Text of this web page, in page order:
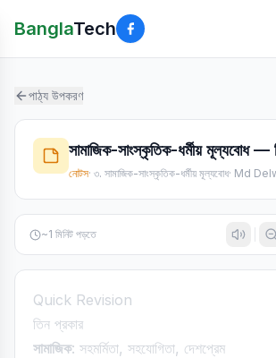
BanglaTech
পাঠ্য উপকরণ
সামাজিক-সাংস্কৃতিক-ধর্মীয় মূল্যবোধ —
নোটস· ৩. সামাজিক-সাংস্কৃতিক-ধর্মীয় মূল্যবোধ· Md
~1 মিনিট পড়তে
Quick Revision
তিন প্রকার
সামাজিক: সহমর্মিতা, সহযোগিতা, দেশপ্রেম